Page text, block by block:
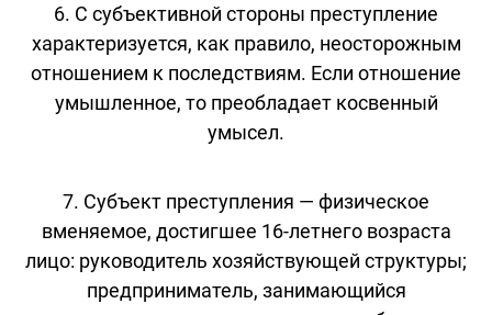
6. С субъективной стороны преступление
характеризуется, как правило, неосторожным
отношением к последствиям. Если отношение
умышленное, то преобладает косвенный
умысел.
7. Субъект преступления — физическое
вменяемое, достигшее 16-летнего возраста
лицо: руководитель хозяйствующей структуры;
предприниматель, занимающийся